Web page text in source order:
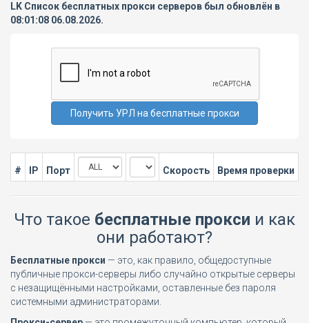
LK Список бесплатных прокси серверов был обновлён в
08:01:08 06.08.2026.
# IP Порт Скорость Время проверки
Что такое бесплатные прокси и как
они работают?
Бесплатные прокси — это, как правило, общедоступные
публичные прокси-серверы либо случайно открытые серверы
с незащищёнными настройками, оставленные без пароля
системными администраторами.